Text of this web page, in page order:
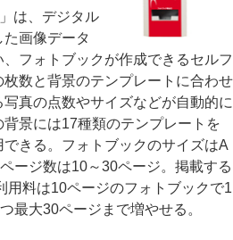
は、デジタル
画像データ
フォトブックが作成できるセルフ
数と背景のテンプレートに合わせ
真の点数やサイズなどが自動的に
景には17種類のテンプレートを
きる。フォトブックのサイズはA
ージ数は10～30ページ。掲載する
用料は10ページのフォトブックで1
最大30ページまで増やせる。